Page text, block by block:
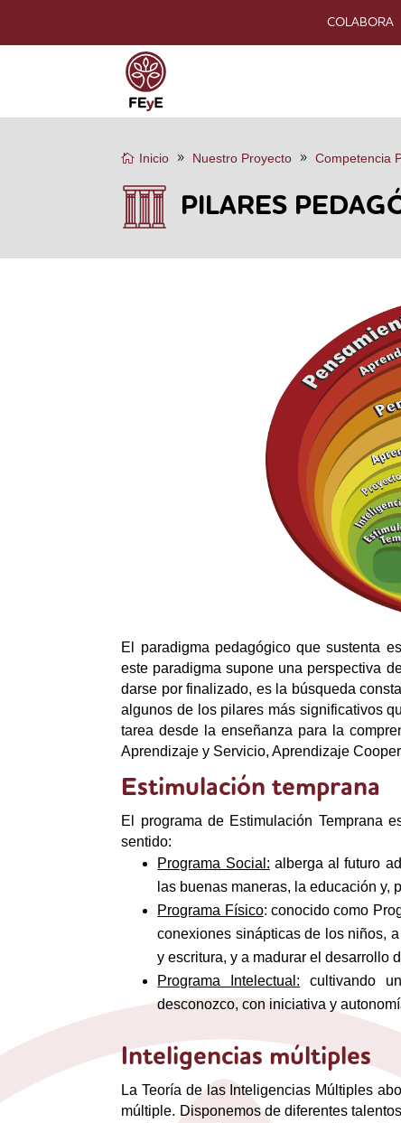
COLABORA
Inicio Nuestro Proyecto Competencia
PILARES
El paradigma pedagógico que sustenta
este paradigma supone una perspectiva
darse por finalizado, es la búsqueda
algunos de los pilares más significativos
tarea desde la enseñanza para la
Aprendizaje y Servicio, Aprendizaje
Estimulación temprana
El programa de Estimulación Temprana
sentido:
Programa Social: alberga al futuro
las buenas maneras, la educación y,
Programa Físico: conocido como
conexiones sinápticas de los niños,
y escritura, y a madurar el desarrollo
Programa Intelectual: cultivando
desconozco, con iniciativa y
Inteligencias múltiples
La Teoría de las Inteligencias Múltiples
múltiple. Disponemos de diferentes